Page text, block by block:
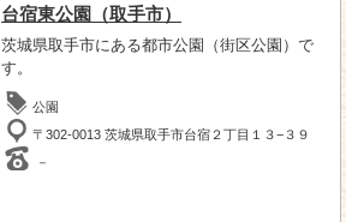
台宿東公園（取手市）
茨城県取手市にある都市公園（街区公園）で
す。
公園
〒302-0013 茨城県取手市台宿２丁目１３−３９
－